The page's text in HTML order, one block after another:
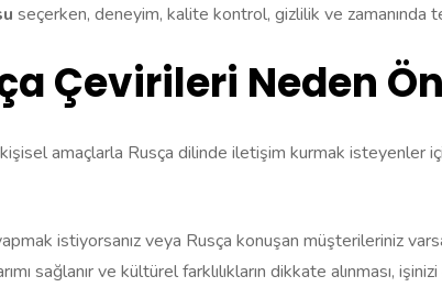
seçerken, deneyim, kalite kontrol, gizlilik ve
Çevirileri Neden
amaçlarla Rusça dilinde iletişim kurmak isteyenler
istiyorsanız veya Rusça konuşan müşterileriniz
sağlanır ve kültürel farklılıkların dikkate alınması,